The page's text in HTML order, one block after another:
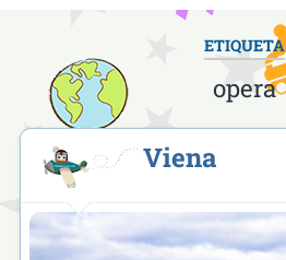
ETIQUETA
opera
Viena